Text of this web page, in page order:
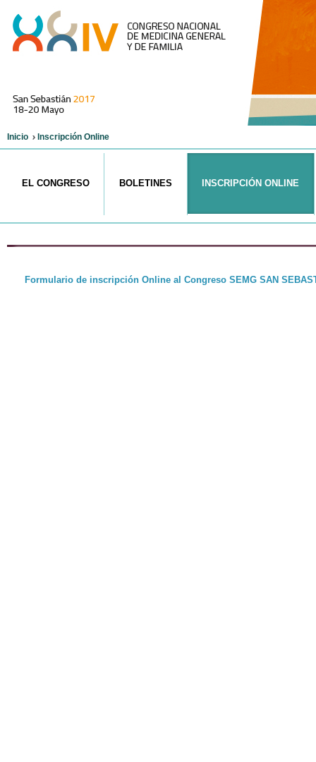
Inicio Inscripción Online
EL CONGRESO BOLETINES INSCRIPCIÓN ONLINE
Formulario de inscripción Online al Congreso SEMG SAN